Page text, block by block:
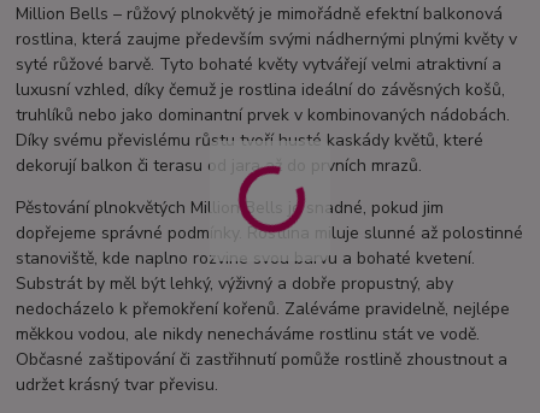
Million Bells – růžový plnokvětý je mimořádně efektní balkonová
rostlina, která zaujme především svými nádhernými plnými květy v
syté růžové barvě. Tyto bohaté květy vytvářejí velmi atraktivní a
luxusní vzhled, díky čemuž je rostlina ideální do závěsných košů,
truhlíků nebo jako dominantní prvek v kombinovaných nádobách.
Díky svému převislému růstu tvoří husté kaskády květů, které
dekorují balkon či terasu od jara až do prvních mrazů.
Pěstování plnokvětých Million Bells je snadné, pokud jim
dopřejeme správné podmínky. Rostlina miluje slunné až polostinné
stanoviště, kde naplno rozvine svou barvu a bohaté kvetení.
Substrát by měl být lehký, výživný a dobře propustný, aby
nedocházelo k přemokření kořenů. Zaléváme pravidelně, nejlépe
měkkou vodou, ale nikdy nenecháváme rostlinu stát ve vodě.
Občasné zaštipování či zastřihnutí pomůže rostlině zhoustnout a
udržet krásný tvar převisu.